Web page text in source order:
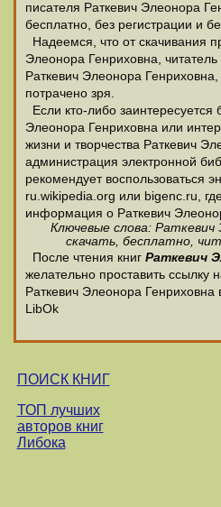
писателя Раткевич Элеонора
бесплатно, без регистрации и
Надеемся, что от скачивания
Элеонора Генриховна, читатель
Раткевич Элеонора
потрачено зря.
Если кто-либо заинтересуется
Элеонора Генриховна или
жизни и творчества Раткевич
администрация электронной
рекомендует воспользоваться
ru.wikipedia.org или bigenc.ru,
информация о Раткевич
Ключевые слова: Раткевич
скачать, бесплатно,
После чтения книг Раткевич
желательно проставить ссылку
Раткевич Элеонора Генриховна
LibOk
ПОИСК КНИГ
ТОП лучших
авторов книг
Либока